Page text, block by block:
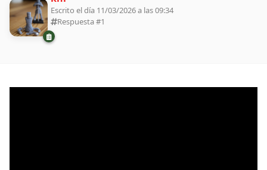
Escrito el día 11/03/2026 a las 09:34
Respuesta #1